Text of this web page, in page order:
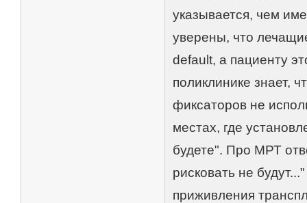
указывается, чем
уверены, что
default, а пациенту
поликлинике знает,
фиксаторов не
местах, где
будете". Про МРТ
рисковать не
приживления